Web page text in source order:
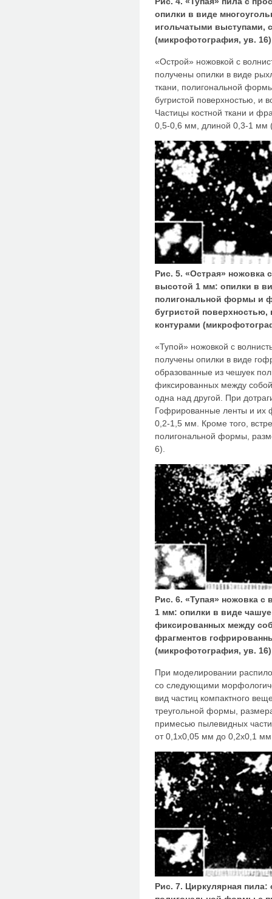
опилки в виде
игольчатыми выступами,
(микрофотография, ув.
«Острой» ножовкой с
получены опилки в виде
ткани, полигональной
бугристой поверхностью, и
Частицы костной ткани и
0,5-0,6 мм, длиной 0,3-1 мм
Рис. 5. «Острая» ножовка
высотой 1 мм: опилки в
полигональной формы и
бугристой
контурами
«Тупой» ножовкой с
получены опилки в виде
образованные из чешуек
фиксированных между
одна над другой. При
Гофрированные ленты и их
0,2-1,5 мм. Кроме того,
полигональной формы,
6).
Рис. 6. «Тупая» ножовка
1 мм: опилки в виде
фиксированных между
фрагментов
(микрофотография, ув.
При моделировании
со следующими
вид частиц компактного
треугольной формы,
примесью пылевидных
от 0,1x0,05 мм до 0,2x0,1
Рис. 7. Циркулярная